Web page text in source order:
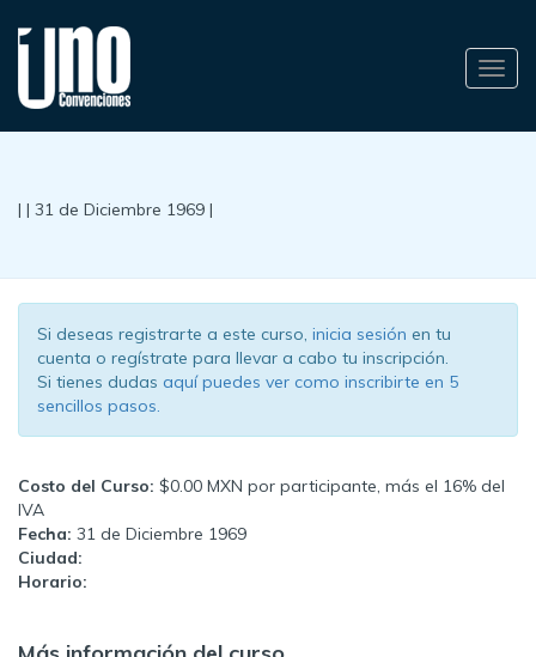
| | 31 de Diciembre 1969 |
Si deseas registrarte a este curso, inicia sesión en tu
cuenta o regístrate para llevar a cabo tu inscripción.
Si tienes dudas aquí puedes ver como inscribirte en 5
sencillos pasos.
Costo del Curso: $0.00 MXN por participante, más el 16% del
IVA
Fecha: 31 de Diciembre 1969
Ciudad:
Horario: